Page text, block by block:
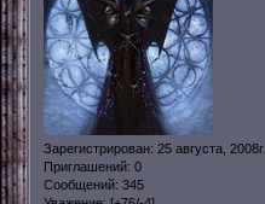
Зарегистрирован: 25 августа, 2008г.
Приглашений: 0
Сообщений: 345